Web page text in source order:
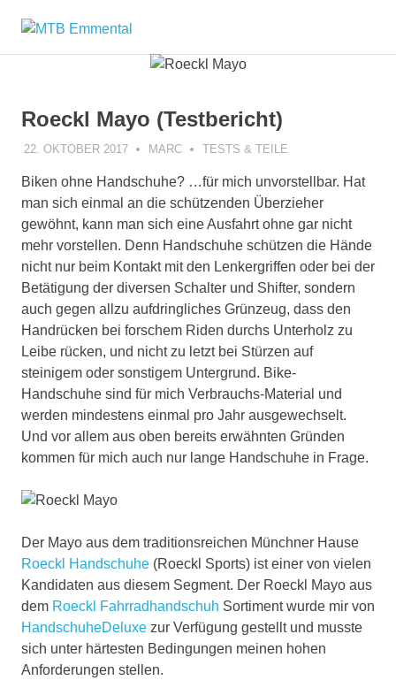
Inhalt
springen
Emmental
Roeckl Mayo (Testbericht)
22. OKTOBER 2017 MARC TESTS & TEILE
Biken ohne Handschuhe? …für mich unvorstellbar. Hat
man sich einmal an die schützenden Überzieher
gewöhnt, kann man sich eine Ausfahrt ohne gar nicht
mehr vorstellen. Denn Handschuhe schützen die Hände
nicht nur beim Kontakt mit den Lenkergriffen oder bei der
Betätigung der diversen Schalter und Shifter, sondern
auch gegen allzu aufdringliches Grünzeug, dass den
Handrücken bei forschem Riden durchs Unterholz zu
Leibe rücken, und nicht zu letzt bei Stürzen auf
steinigem oder sonstigem Untergrund. Bike-
Handschuhe sind für mich Verbrauchs-Material und
werden mindestens einmal pro Jahr ausgewechselt.
Und vor allem aus oben bereits erwähnten Gründen
kommen für mich auch nur lange Handschuhe in Frage.
Der Mayo aus dem traditionsreichen Münchner Hause
Roeckl Handschuhe (Roeckl Sports) ist einer von vielen
Kandidaten aus diesem Segment. Der Roeckl Mayo aus
dem Roeckl Fahrradhandschuh Sortiment wurde mir von
HandschuheDeluxe zur Verfügung gestellt und musste
sich unter härtesten Bedingungen meinen hohen
Anforderungen stellen.